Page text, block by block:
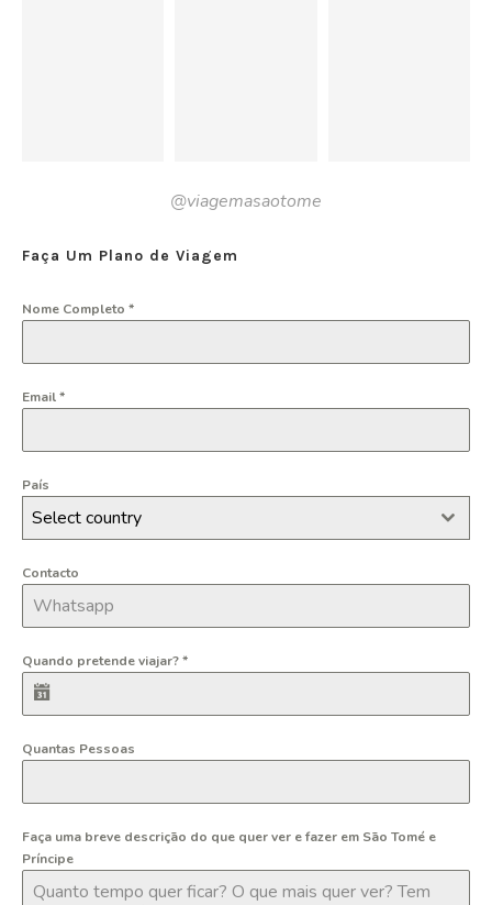
@viagemasaotome
Faça Um Plano de Viagem
Nome Completo *
Email*
País
Select country
Contacto
Quando pretende viajar?*
Quantas Pessoas
Faça uma breve descrição do que quer ver e fazer em São Tomé e
Príncipe